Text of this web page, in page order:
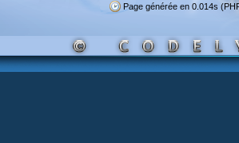
Page générée en 0.014s